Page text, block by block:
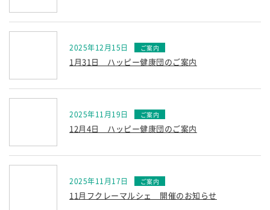
2025年12月15日
1月31日 ハッピー健康団のご案内
2025年11月19日
12月4日 ハッピー健康団のご案内
2025年11月17日
11月フクレーマルシェ 開催のお知らせ